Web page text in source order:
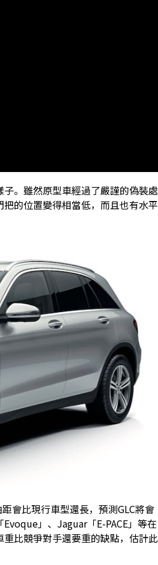
。雖然原型車經過了嚴謹的偽裝處
的位置變得相當低，而且也有水平
會比現行車型還長，預測GLC將會
」、Jaguar「E-PACE」等在
比競爭對手還要重的缺點，估計此